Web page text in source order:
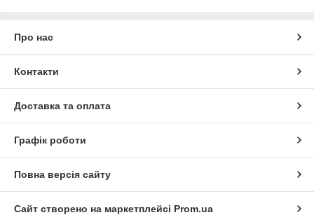
Про нас
Контакти
Доставка та оплата
Графік роботи
Повна версія сайту
Сайт створено на маркетплейсі Prom.ua